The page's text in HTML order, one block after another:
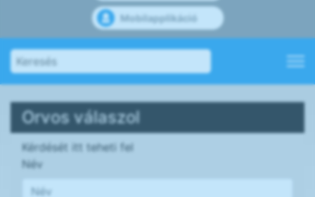
Mobilapplikáció
Orvos válaszol
Kérdését itt teheti fel
Név